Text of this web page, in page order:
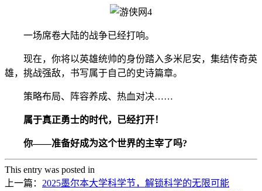
一场席卷大陆的战争已经打响。
现在，你将以英雄统帅的身份踏入多米尼安，集结传奇英
雄，挑战强敌，书写属于自己的史诗篇章。
策略布局、阵容养成、热血对决……
属于真正勇士的时代，已经打开！
你——准备好成为这个世界的主宰了吗?
This entry was posted in
上一篇： 2025墨尔本大学科学节，解锁科学的无限可能